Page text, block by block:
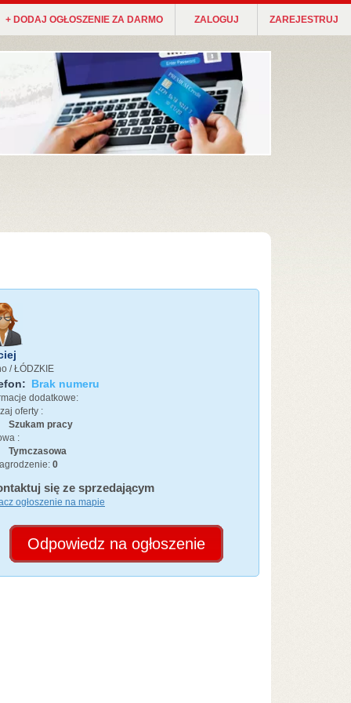
ZAREJESTRUJ
ZALOGUJ
+ DODAJ OGŁOSZENIE ZA DARMO
/ ŁÓDZKIE
Brak numeru
dodatkowe:
oferty :
Szukam pracy
:
Tymczasowa
0
się ze sprzedającym
ogłoszenie na mapie
Odpowiedz na ogłoszenie